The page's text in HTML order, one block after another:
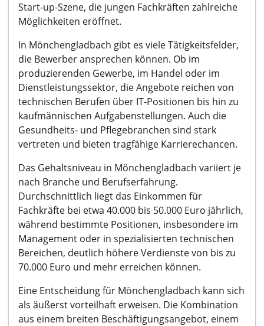
Start-up-Szene, die jungen Fachkräften zahlreiche
Möglichkeiten eröffnet.
In Mönchengladbach gibt es viele Tätigkeitsfelder,
die Bewerber ansprechen können. Ob im
produzierenden Gewerbe, im Handel oder im
Dienstleistungssektor, die Angebote reichen von
technischen Berufen über IT-Positionen bis hin zu
kaufmännischen Aufgabenstellungen. Auch die
Gesundheits- und Pflegebranchen sind stark
vertreten und bieten tragfähige Karrierechancen.
Das Gehaltsniveau in Mönchengladbach variiert je
nach Branche und Berufserfahrung.
Durchschnittlich liegt das Einkommen für
Fachkräfte bei etwa 40.000 bis 50.000 Euro jährlich,
während bestimmte Positionen, insbesondere im
Management oder in spezialisierten technischen
Bereichen, deutlich höhere Verdienste von bis zu
70.000 Euro und mehr erreichen können.
Eine Entscheidung für Mönchengladbach kann sich
als äußerst vorteilhaft erweisen. Die Kombination
aus einem breiten Beschäftigungsangebot, einem